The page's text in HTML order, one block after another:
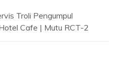
Troli Pengumpul
Cafe | Mutu RCT-2